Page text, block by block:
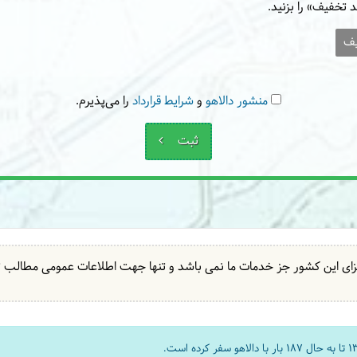
را بزنید.
منشور دالاهو وشرایط قرارداد را می‌پذیرم.
ثبت
این کشور جز خدمات ما نمی باشد و تنها جهت اطلاعات عمومی